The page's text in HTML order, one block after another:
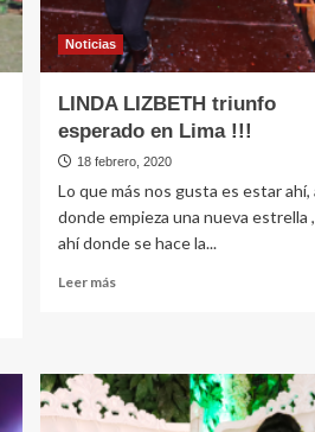
Noticias
LINDA LIZBETH triunfo
esperado en Lima !!!
18 febrero, 2020
Lo que más nos gusta es estar ahí,
donde empieza una nueva estrella ,
ahí donde se hace la...
Leer másLeer
triunfo
esperado